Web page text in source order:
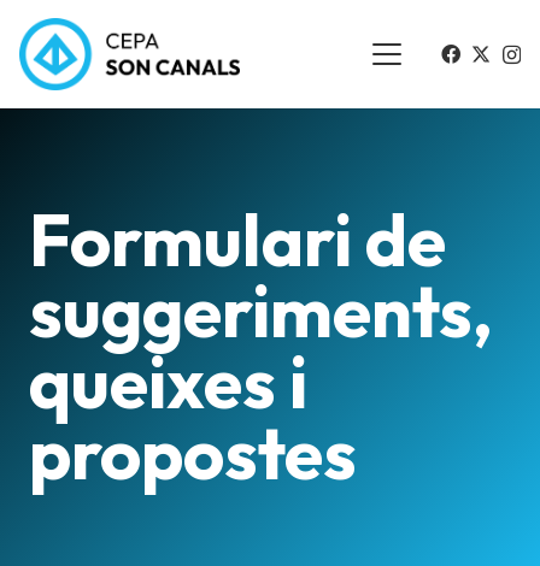
Formulari de
suggeriments,
queixes i
propostes